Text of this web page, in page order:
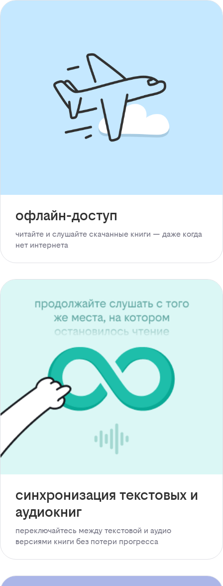
офлайн-доступ
читайте и слушайте скачанные книги — даже когда
нет интернета
синхронизация текстовых и
аудиокниг
переключайтесь между текстовой и аудио
версиями книги без потери прогресса